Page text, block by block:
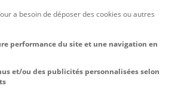
a besoin de déposer des cookies ou autres
performance du site et une navigation en
et/ou des publicités personnalisées selon